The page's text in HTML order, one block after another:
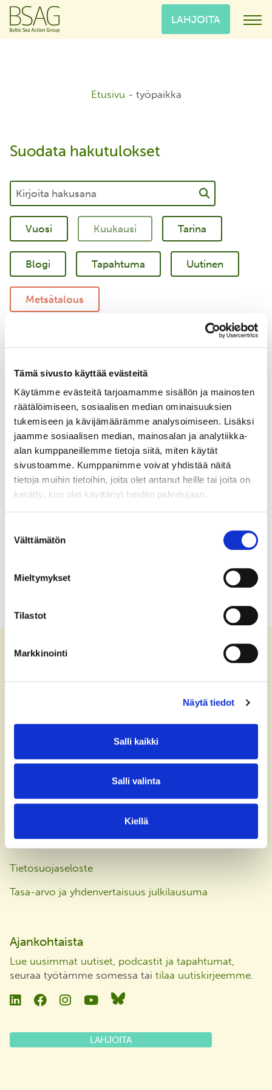
Tämä sivusto käyttää evästeitä
Käytämme evästeitä tarjoamamme sisällön ja mainosten
räätälöimiseen, sosiaalisen median ominaisuuksien
tukemiseen ja kävijämäärämme analysoimiseen. Lisäksi
jaamme sosiaalisen median, mainosalan ja analytiikka-
alan kumppaneillemme tietoja siitä, miten käytät
sivustoamme. Kumppanimme voivat yhdistää näitä
tietoja muihin tietoihin, joita olet antanut heille tai joita on
kerätty, kun olet käyttänyt heidän palvelujaan.
valinta
Välttämätön
Mieltymykset
Tilastot
Markkinointi
Näytä tiedot
Salli kaikki
Salli valinta
Kiellä
LAHJOITA
Etusivu - työpaikka
Suodata hakutulokset
Tarina
Blogi Tapahtuma Uutinen
Metsätalous
Merellinen suojelu
Uudistava maatalous Yritysyhteistyö
donations@bsag.fi
FI-02150 Espoo
Tietosuojaseloste
Tasa-arvo ja yhdenvertaisuus julkilausuma
Ajankohtaista
Lue uusimmat uutiset, podcastit ja tapahtumat
seuraa työtämme somessa tai tilaa uutiskirjeemme
LinkedinFacebookInstagramYouTubeBluesky
LAHJOITA